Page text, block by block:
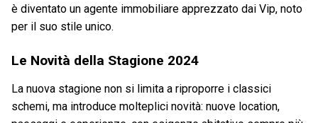
è diventato un agente immobiliare apprezzato dai Vip, noto
per il suo stile unico.
Le Novità della Stagione 2024
La nuova stagione non si limita a riproporre i classici
schemi, ma introduce molteplici novità: nuove location,